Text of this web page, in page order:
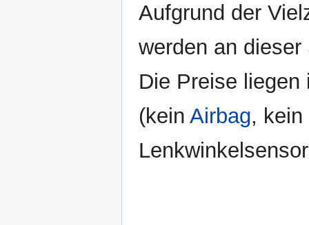
Aufgrund der
werden an
Die Preise
(kein Airbag, kein